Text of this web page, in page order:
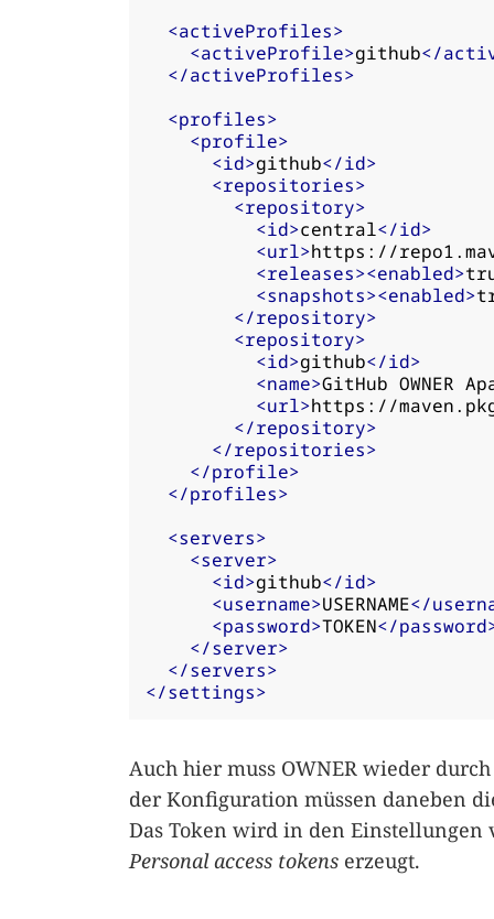
<activeProfiles>
<activeProfile>github</
</activeProfiles>
<profiles>
<profile>
<id>github</id>
<repositories>
<repository>
<id>central</id>
<url>https://
<releases><enabled>
<snapshots><enabled>
</repository>
<repository>
<id>github</id>
<name>GitHub OWNER
<url>https://
</repository>
</repositories>
</profile>
</profiles>
<servers>
<server>
<id>github</id>
<username>USERNAME</
<password>TOKEN</
</server>
</servers>
</settings>
Auch hier muss OWNER wieder
der Konfiguration müssen daneben
Das Token wird in den Einstellungen
Personal access tokens erzeugt.